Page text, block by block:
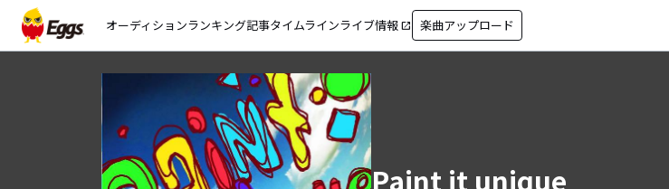
オーディションランキング記事タイムラインライブ情報 open_in_new 楽曲アップロード
Paint it unique